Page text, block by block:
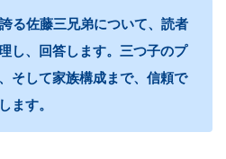
る佐藤三兄弟について、読者
し、回答します。三つ子のプ
そして家族構成まで、信頼で
ます。